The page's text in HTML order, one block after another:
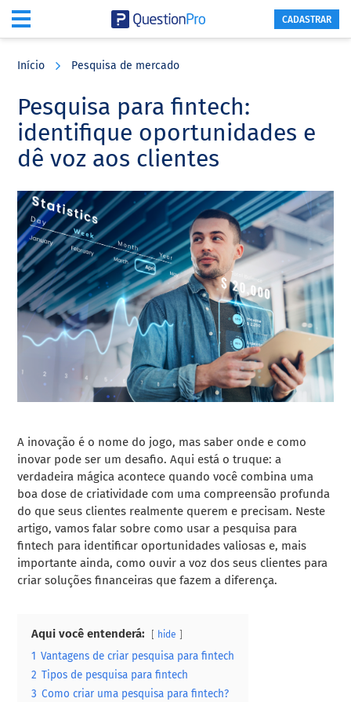
content
sidebar
CADASTRAR
Início Pesquisa de mercado
Pesquisa para fintech:
identifique oportunidades e
dê voz aos clientes
A inovação é o nome do jogo, mas saber onde e como
inovar pode ser um desafio. Aqui está o truque: a
verdadeira mágica acontece quando você combina uma
boa dose de criatividade com uma compreensão profunda
do que seus clientes realmente querem e precisam. Neste
artigo, vamos falar sobre como usar a pesquisa para
fintech para identificar oportunidades valiosas e, mais
importante ainda, como ouvir a voz dos seus clientes para
criar soluções financeiras que fazem a diferença.
Aqui você entenderá: hide
1 Vantagens de criar pesquisa para fintech
2 Tipos de pesquisa para fintech
3 Como criar uma pesquisa para fintech?